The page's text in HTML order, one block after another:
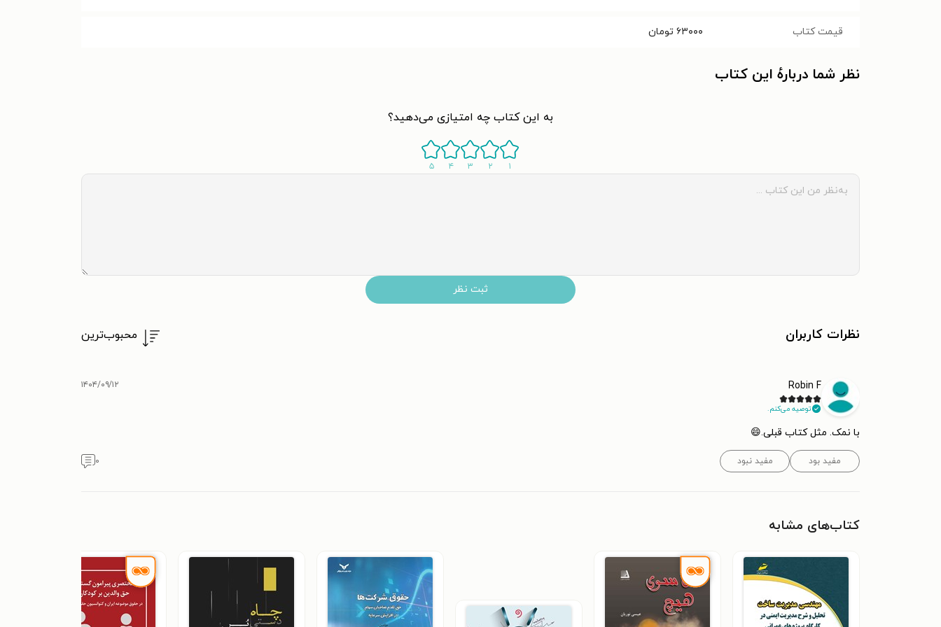
قیمت کتاب ۶۳۰۰۰ تومان
نظر شما دربارهٔ این کتاب
به این کتاب چه امتیازی می‌دهید؟
۱ ۲ ۳ ۴ ۵
ثبت نظر
نظرات کاربران محبوب‌ترین
Robin F
توصیه می‌کنم.
۱۴۰۴/۰۹/۱۲
با نمک. مثل کتاب قبلی.😄
مفید بود مفید نبود ۰
کتاب‌های مشابه